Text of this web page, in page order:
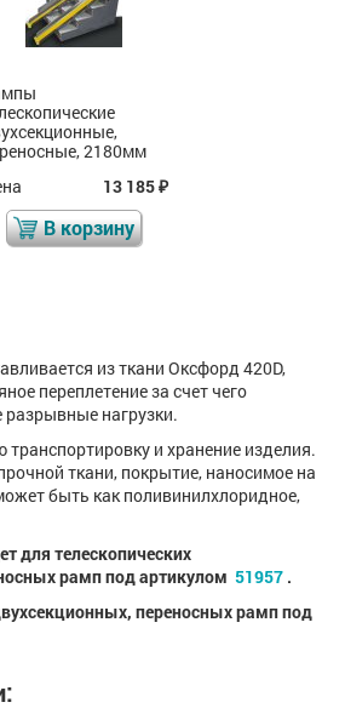
2180мм
13 185₽
В корзину
из ткани Оксфорд 420D,
переплетение за счет чего
разрывные нагрузки.
и хранение изделия.
ткани, покрытие, наносимое на
быть как поливинилхлоридное,
для телескопических
рамп под артикулом 51957 .
переносных рамп под